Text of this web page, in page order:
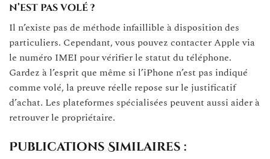
n’est pas volé ?
Il n’existe pas de méthode infaillible à disposition des
particuliers. Cependant, vous pouvez contacter Apple via
le numéro IMEI pour vérifier le statut du téléphone.
Gardez à l’esprit que même si l’iPhone n’est pas indiqué
comme volé, la preuve réelle repose sur le justificatif
d’achat. Les plateformes spécialisées peuvent aussi aider à
retrouver le propriétaire.
Publications Similaires :